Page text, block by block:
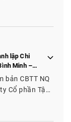
Yên –
lập Chi
Minh –
bản CBTT NQ
Cổ phần Tập